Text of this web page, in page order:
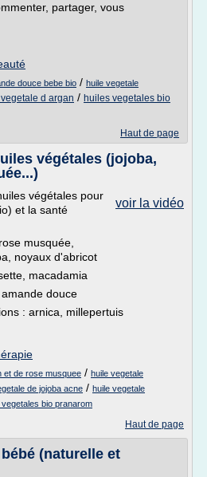
partager, vous
douce bebe bio / huile vegetale
d argan / huiles vegetales bio
Haut de page
végétales (jojoba,
voir la vidéo
végétales pour
et la santé
musquée,
noyaux d'abricot
macadamia
douce
: arnica, millepertuis
et de rose musquee / huile vegetale
de jojoba acne / huile vegetale
vegetales bio pranarom
Haut de page
(naturelle et